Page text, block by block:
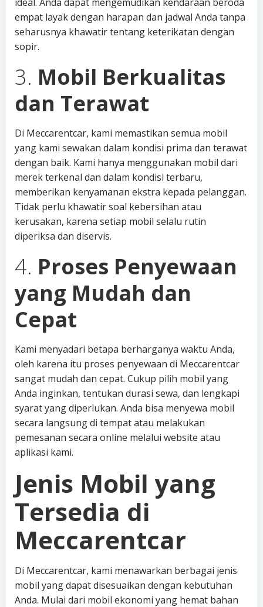
empat layak dengan harapan dan jadwal Anda tanpa
seharusnya khawatir tentang keterikatan dengan
sopir.
3. Mobil Berkualitas
dan Terawat
Di Meccarentcar, kami memastikan semua mobil
yang kami sewakan dalam kondisi prima dan terawat
dengan baik. Kami hanya menggunakan mobil dari
merek terkenal dan dalam kondisi terbaru,
memberikan kenyamanan ekstra kepada pelanggan.
Tidak perlu khawatir soal kebersihan atau
kerusakan, karena setiap mobil selalu rutin
diperiksa dan diservis.
4. Proses Penyewaan
yang Mudah dan
Cepat
Kami menyadari betapa berharganya waktu Anda,
oleh karena itu proses penyewaan di Meccarentcar
sangat mudah dan cepat. Cukup pilih mobil yang
Anda inginkan, tentukan durasi sewa, dan lengkapi
syarat yang diperlukan. Anda bisa menyewa mobil
secara langsung di tempat atau melakukan
pemesanan secara online melalui website atau
aplikasi kami.
Jenis Mobil yang
Tersedia di
Meccarentcar
Di Meccarentcar, kami menawarkan berbagai jenis
mobil yang dapat disesuaikan dengan kebutuhan
Anda. Mulai dari mobil ekonomi yang hemat bahan